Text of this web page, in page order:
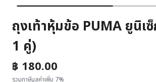
ถุงเท้าหุ้มข้อ PUMA ยูนิเ
1 คู่)
฿ 180.00
รวมภาษีมูลค่าเพิ่ม 7%